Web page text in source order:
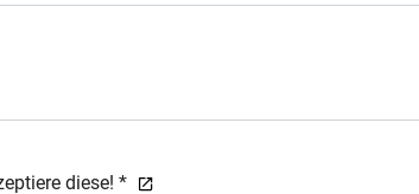
diese! *